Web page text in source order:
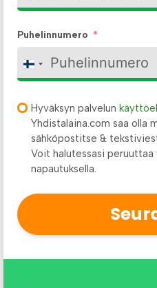
Puhelinnumero
F
i
l
a
n
d
+
5
Hyväksyn palvelun
Yhdistalaina.com saa olla
sähköpostitse &
Voit halutessasi
napautuksella.